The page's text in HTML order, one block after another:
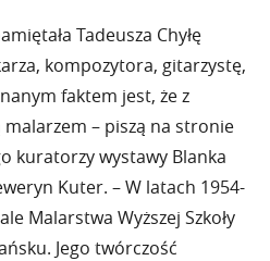
Tadeusza Chyłę
kompozytora, gitarzystę,
faktem jest, że z
malarzem – piszą na stronie
kuratorzy wystawy Blanka
Kuter. – W latach 1954-
Malarstwa Wyższej Szkoły
Jego twórczość